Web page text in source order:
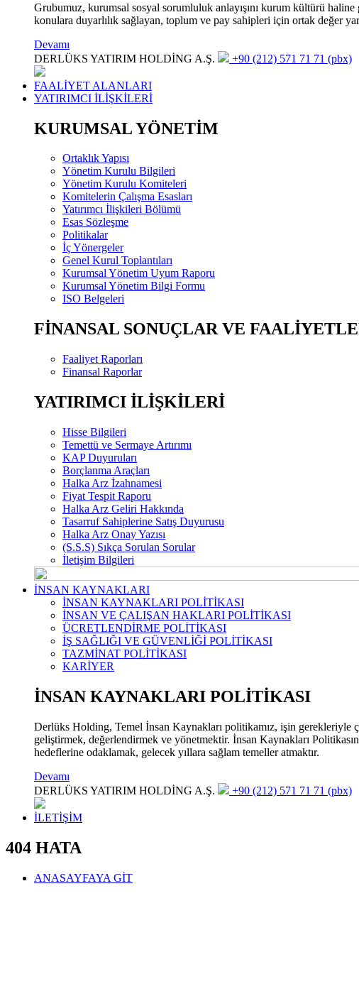
Grubumuz, kurumsal sosyal sorumluluk anlayışını kurum kültürü
konulara duyarlılık sağlayan, toplum ve pay sahipleri için ortak değer
Devamı
DERLÜKS YATIRIM HOLDİNG A.Ş.
+90 (212) 571 71 71 (pbx)
FAALİYET ALANLARI
YATIRIMCI İLİŞKİLERİ
KURUMSAL YÖNETİM
Ortaklık Yapısı
Yönetim Kurulu Bilgileri
Yönetim Kurulu Komiteleri
Komitelerin Çalışma Esasları
Yatırımcı İlişkileri Bölümü
Esas Sözleşme
Politikalar
İç Yönergeler
Genel Kurul Toplantıları
Kurumsal Yönetim Uyum Raporu
Kurumsal Yönetim Bilgi Formu
ISO Belgeleri
FİNANSAL SONUÇLAR VE
Faaliyet Raporları
Finansal Raporlar
YATIRIMCI İLİŞKİLERİ
Hisse Bilgileri
Temettü ve Sermaye Artırımı
KAP Duyuruları
Borçlanma Araçları
Halka Arz İzahnamesi
Fiyat Tespit Raporu
Halka Arz Geliri Hakkında
Tasarruf Sahiplerine Satış Duyurusu
Halka Arz Onay Yazısı
(S.S.S) Sıkça Sorulan Sorular
İletişim Bilgileri
İNSAN KAYNAKLARI
İNSAN KAYNAKLARI POLİTİKASI
İNSAN VE ÇALIŞAN HAKLARI POLİTİKASI
ÜCRETLENDİRME POLİTİKASI
İŞ SAĞLIĞI VE GÜVENLİĞİ POLİTİKASI
TAZMİNAT POLİTİKASI
KARİYER
İNSAN KAYNAKLARI POLİTİKASI
Derlüks Holding, Temel İnsan Kaynakları politikamız, işin gerekleriyle
geliştirmek, değerlendirmek ve yönetmektir. İnsan Kaynakları
hedeflerine odaklamak, gelecek yıllara sağlam temeller atmaktır.
Devamı
DERLÜKS YATIRIM HOLDİNG A.Ş.
+90 (212) 571 71 71 (pbx)
İLETİŞİM
404 HATA
ANASAYFAYA GİT